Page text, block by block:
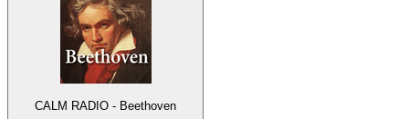
CALM RADIO - Beethoven